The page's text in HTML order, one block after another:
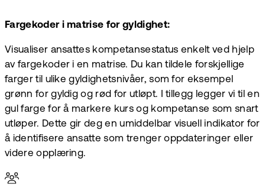
Fargekoder i matrise for gyldighet:
Visualiser ansattes kompetansestatus enkelt ved hjelp
av fargekoder i en matrise. Du kan tildele forskjellige
farger til ulike gyldighetsnivåer, som for eksempel
grønn for gyldig og rød for utløpt. I tillegg legger vi til en
gul farge for å markere kurs og kompetanse som snart
utløper. Dette gir deg en umiddelbar visuell indikator for
å identifisere ansatte som trenger oppdateringer eller
videre opplæring.